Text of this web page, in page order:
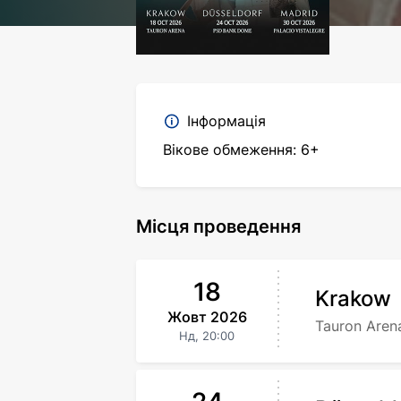
Інформація
Вікове обмеження: 6+
Місця проведення
18
Жовт 2026
Нд, 20:00
Krakow
Tauron